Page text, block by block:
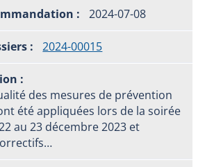
2024-07-08
2024-00015
des mesures de prévention
été appliquées lors de la soirée
au 23 décembre 2023 et